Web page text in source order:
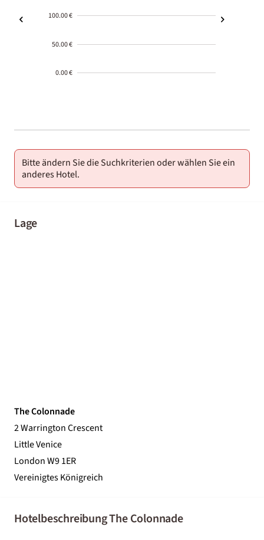
100.00 €
50.00 €
0.00 €
01-02
Bitte ändern Sie die Suchkriterien oder wählen Sie ein
anderes Hotel.
Lage
The Colonnade
2 Warrington Crescent
Little Venice
London W9 1ER
Vereinigtes Königreich
Hotelbeschreibung The Colonnade